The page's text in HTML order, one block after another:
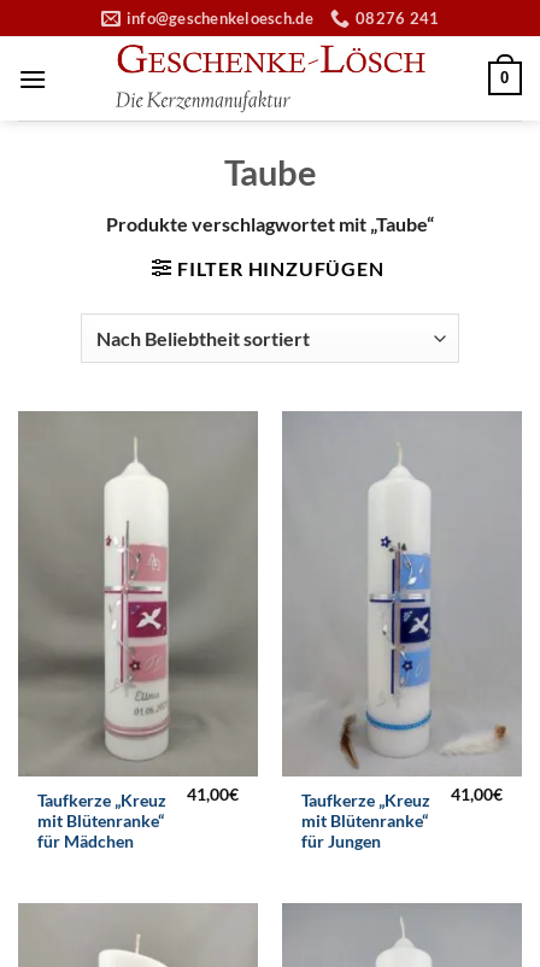
Inhalt
springen
info@geschenkeloesch.de 08276 241
0
Taube
Produkte verschlagwortet mit „Taube“
FILTER HINZUFÜGEN
Taufkerze „Kreuz
mit Blütenranke“
für Mädchen
41,00€
Taufkerze „Kreuz
mit Blütenranke“
für Jungen
41,00€